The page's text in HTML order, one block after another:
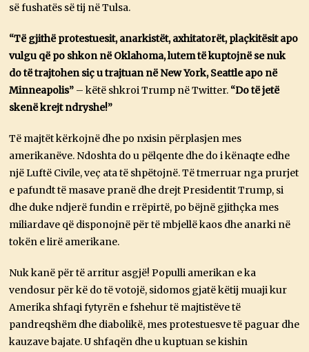
së fushatës së tij në Tulsa.
“Të gjithë protestuesit, anarkistët, axhitatorët, plaçkitësit apo
vulgu që po shkon në Oklahoma, lutem të kuptojnë se nuk
do të trajtohen siç u trajtuan në New York, Seattle apo në
Minneapolis” – këtë shkroi Trump në Twitter. “Do të jetë
skenë krejt ndryshe!”
Të majtët kërkojnë dhe po nxisin përplasjen mes
amerikanëve. Ndoshta do u pëlqente dhe do i kënaqte edhe
një Luftë Civile, veç ata të shpëtojnë. Të tmerruar nga prurjet
e pafundt të masave pranë dhe drejt Presidentit Trump, si
dhe duke ndjerë fundin e rrëpirtë, po bëjnë gjithçka mes
miliardave që disponojnë për të mbjellë kaos dhe anarki në
tokën e lirë amerikane.
Nuk kanë për të arritur asgjë! Populli amerikan e ka
vendosur për kë do të votojë, sidomos gjatë këtij muaji kur
Amerika shfaqi fytyrën e fshehur të majtistëve të
pandreqshëm dhe diabolikë, mes protestuesve të paguar dhe
kauzave bajate. U shfaqën dhe u kuptuan se kishin